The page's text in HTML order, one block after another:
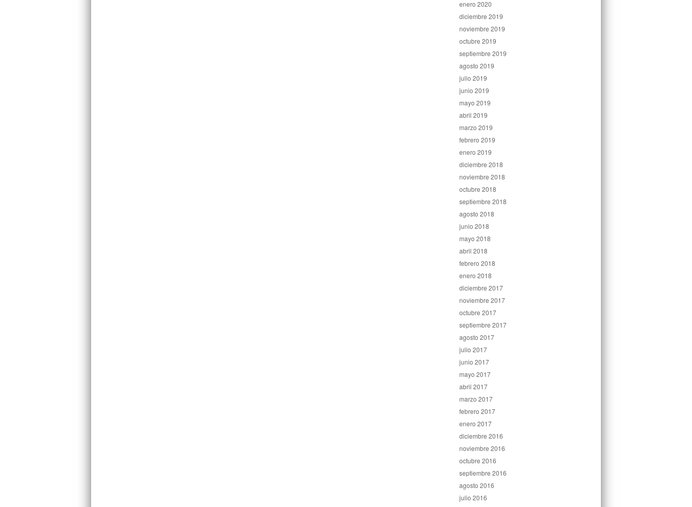
enero 2020
diciembre 2019
noviembre 2019
octubre 2019
septiembre 2019
agosto 2019
julio 2019
junio 2019
mayo 2019
abril 2019
marzo 2019
febrero 2019
enero 2019
diciembre 2018
noviembre 2018
octubre 2018
septiembre 2018
agosto 2018
junio 2018
mayo 2018
abril 2018
febrero 2018
enero 2018
diciembre 2017
noviembre 2017
octubre 2017
septiembre 2017
agosto 2017
julio 2017
junio 2017
mayo 2017
abril 2017
marzo 2017
febrero 2017
enero 2017
diciembre 2016
noviembre 2016
octubre 2016
septiembre 2016
agosto 2016
julio 2016